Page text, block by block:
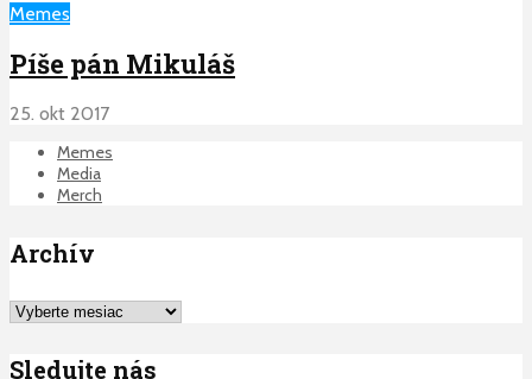
Memes
Píše pán Mikuláš
25. okt 2017
Memes
Media
Merch
Archív
Archív
Sledujte nás